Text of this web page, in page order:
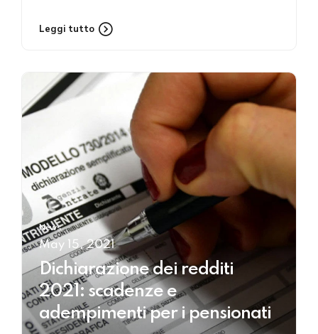
Leggi tutto
News
May 15, 2021
Dichiarazione dei redditi
2021: scadenze e
adempimenti per i pensionati